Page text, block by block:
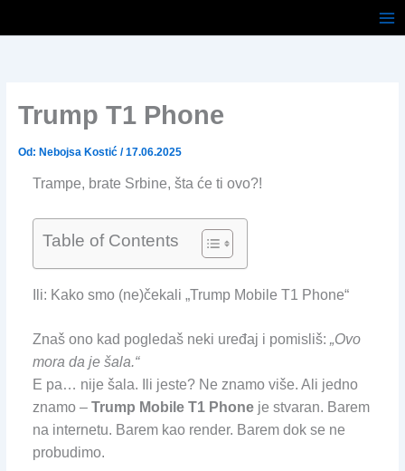
Trump T1 Phone
Od: Nebojsa Kostić /17.06.2025
Trampe, brate Srbine, šta će ti ovo?!
Table of Contents
Ili: Kako smo (ne)čekali „Trump Mobile T1 Phone“
Znaš ono kad pogledaš neki uređaj i pomisliš: „Ovo
mora da je šala.“
E pa… nije šala. Ili jeste? Ne znamo više. Ali jedno
znamo – Trump Mobile T1 Phoneje stvaran. Barem
na internetu. Barem kao render. Barem dok se ne
probudimo.